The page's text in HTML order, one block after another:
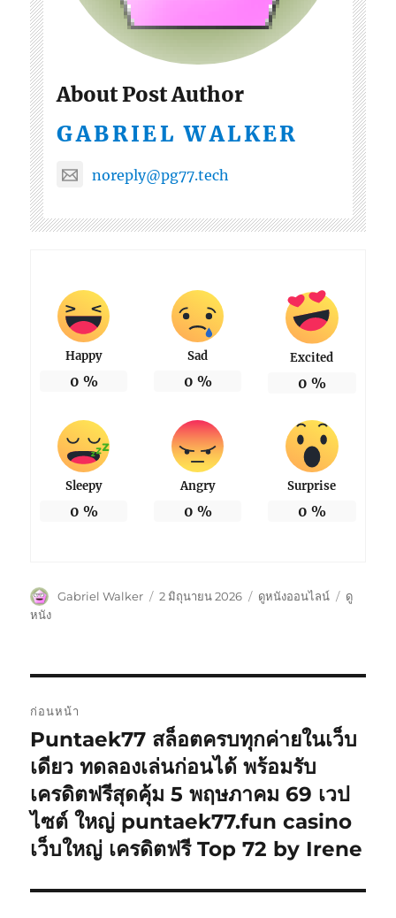
About Post Author
GABRIEL WALKER
noreply@pg77.tech
Happy
0 %
Sad
0 %
Excited
0 %
Sleepy
0 %
Angry
0 %
Surprise
0 %
ผู้Gabriel Walker
เขียน
2 มิถุนายน 2026
หมวด
ดูหนังออนไลน์
ป้าย
ดู
หนัง
เรื่อง
ก่อนหน้า
เรื่อง
ก่อน
หน้า:
Puntaek77 สล็อตครบทุกค่ายในเว็บ
เดียว ทดลองเล่นก่อนได้ พร้อมรับ
เครดิตฟรีสุดคุ้ม 5 พฤษภาคม 69 เวป
ไซต์ ใหญ่ puntaek77.fun casino
เว็บใหญ่ เครดิตฟรี Top 72 by Irene